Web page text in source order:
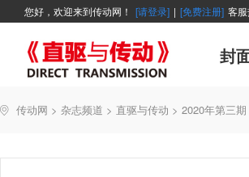
您好，欢迎来到传动网！ [请登录] | [免费注册] 客
封
广告
企业活动 展会报道
能效碳索
每月专辑
精品 新品
世界方案 控制系统
技术文章
资讯在线 展会信息
直驱与传动
新年寄语 伺服论坛
传动网 > 杂志频道 > 直驱与传动 > 2020年第三期